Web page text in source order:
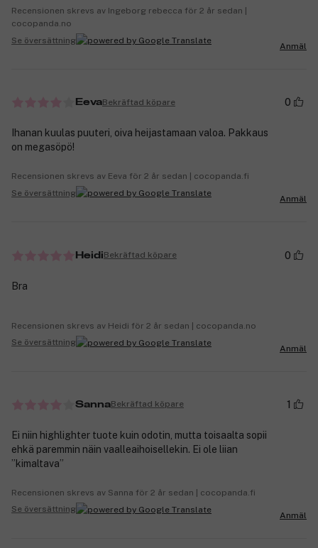
Recensionen skrevs av Ingeborg rebecca för 2 år sedan |
cocopanda.no
Se översättning
Anmäl
EevaBekräftad köpare 0
Ihanan kuulas puuteri, oiva heijastamaan valoa. Pakkaus
on megasöpö!
Recensionen skrevs av Eeva för 2 år sedan | cocopanda.fi
Se översättning
Anmäl
HeidiBekräftad köpare 0
Bra
Recensionen skrevs av Heidi för 2 år sedan | cocopanda.no
Se översättning
Anmäl
SannaBekräftad köpare 1
Ei niin highlighter tuote kuin odotin, mutta toisaalta sopii
ehkä paremmin näin vaalleaihoisellekin. Ei ole liian
”kimaltava”
Recensionen skrevs av Sanna för 2 år sedan | cocopanda.fi
Se översättning
Anmäl